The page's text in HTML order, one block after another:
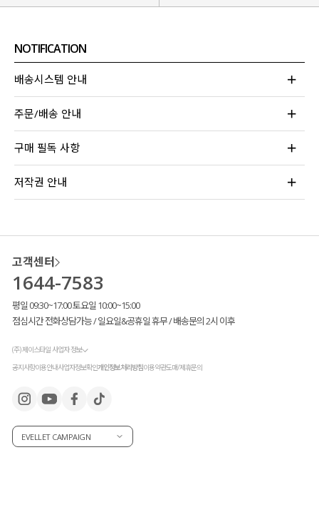
NOTIFICATION
배송시스템 안내
주문/배송 안내
구매 필독 사항
저작권 안내
고객센터
1644-7583
평일 09:30~17:00 토요일 10:00~15:00
점심시간 전화상담가능 / 일요일&공휴일 휴무 / 배송문의 2시 이후
(주) 제이스타일 사업자 정보
공지사항이용안내사업자정보확인개인정보처리방침이용약관도매/제휴문의
EVELLET CAMPAIGN